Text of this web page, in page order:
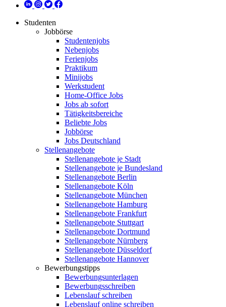
Studenten
Jobbörse
Studentenjobs
Nebenjobs
Ferienjobs
Praktikum
Minijobs
Werkstudent
Home-Office Jobs
Jobs ab sofort
Tätigkeitsbereiche
Beliebte Jobs
Jobbörse
Jobs Deutschland
Stellenangebote
Stellenangebote je Stadt
Stellenangebote je Bundesland
Stellenangebote Berlin
Stellenangebote Köln
Stellenangebote München
Stellenangebote Hamburg
Stellenangebote Frankfurt
Stellenangebote Stuttgart
Stellenangebote Dortmund
Stellenangebote Nürnberg
Stellenangebote Düsseldorf
Stellenangebote Hannover
Bewerbungstipps
Bewerbungsunterlagen
Bewerbungsschreiben
Lebenslauf schreiben
Lebenslauf online schreiben